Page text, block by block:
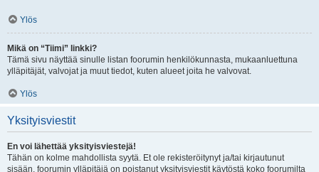
Ylös
Mikä on “Tiimi” linkki?
Tämä sivu näyttää sinulle listan foorumin henkilökunnasta, mukaanluettuna
ylläpitäjät, valvojat ja muut tiedot, kuten alueet joita he valvovat.
Ylös
Yksityisviestit
En voi lähettää yksityisviestejä!
Tähän on kolme mahdollista syytä. Et ole rekisteröitynyt ja/tai kirjautunut
sisään, foorumin ylläpitäjä on poistanut yksityisviestit käytöstä koko foorumilta